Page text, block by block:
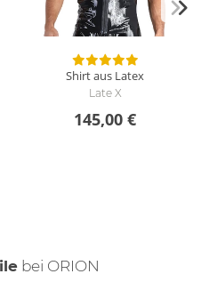
Shirt aus Latex
Late X
145,00 €
bei ORION